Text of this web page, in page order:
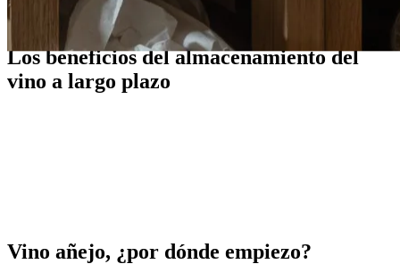
Guías
Los beneficios del almacenamiento del
vino a largo plazo
Vino añejo, ¿por dónde empiezo?